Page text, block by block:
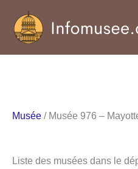
contenu
Musée / Musée 976 –
Liste des musées dans le